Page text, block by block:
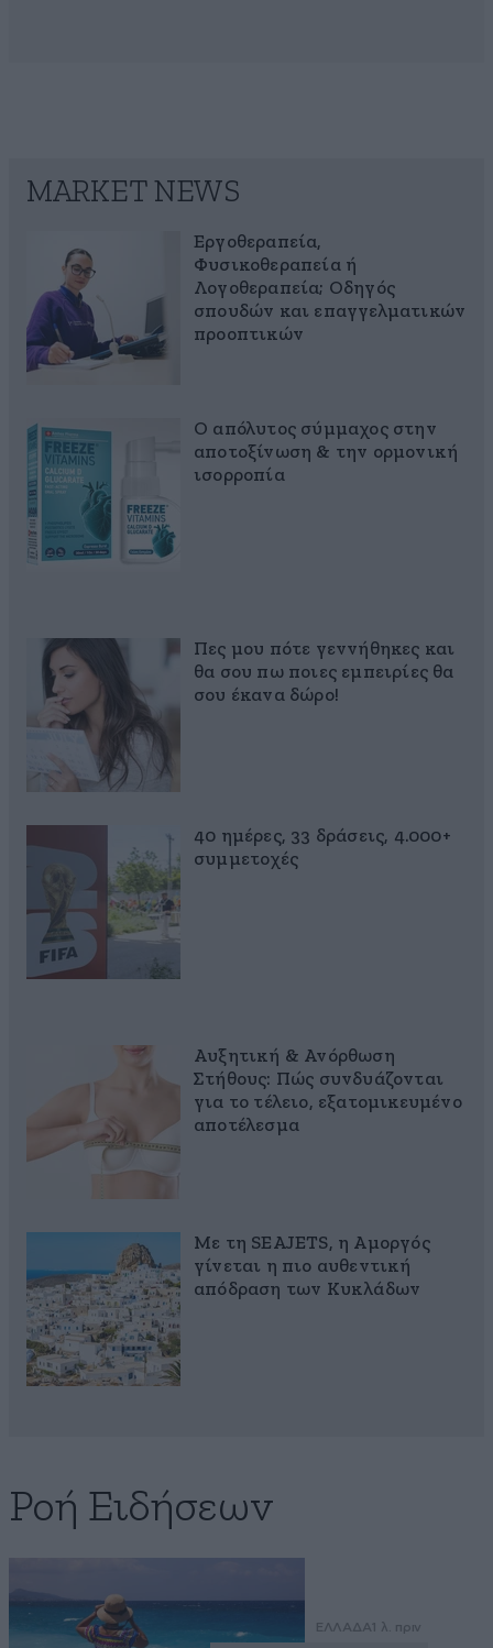
MARKET NEWS
Εργοθεραπεία,
Φυσικοθεραπεία ή
Λογοθεραπεία; Οδηγός
σπουδών και επαγγελματικών
προοπτικών
Ο απόλυτος σύμμαχος στην
αποτοξίνωση & την ορμονική
ισορροπία
Πες μου πότε γεννήθηκες και
θα σου πω ποιες εμπειρίες θα
σου έκανα δώρο!
40 ημέρες, 33 δράσεις, 4.000+
συμμετοχές
Αυξητική & Ανόρθωση
Στήθους: Πώς συνδυάζονται
για το τέλειο, εξατομικευμένο
αποτέλεσμα
Με τη SEAJETS, η Αμοργός
γίνεται η πιο αυθεντική
απόδραση των Κυκλάδων
Ροή Ειδήσεων
ΕΛΛΑΔΑ 1 λ. πριν